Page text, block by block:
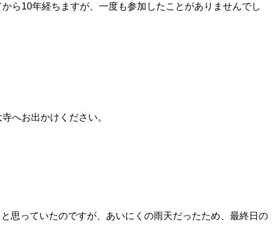
ら10年経ちますが、一度も参加したことがありませんでし
へお出かけください。
思っていたのですが、あいにくの雨天だったため、最終日の